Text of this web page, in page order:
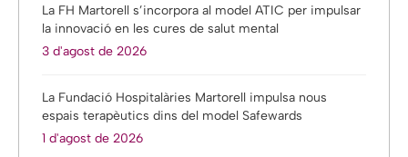
La FH Martorell s’incorpora al model ATIC per impulsar
la innovació en les cures de salut mental
3 d'agost de 2026
La Fundació Hospitalàries Martorell impulsa nous
espais terapèutics dins del model Safewards
1 d'agost de 2026